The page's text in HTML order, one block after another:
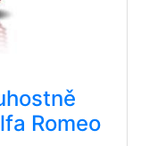
Romeo